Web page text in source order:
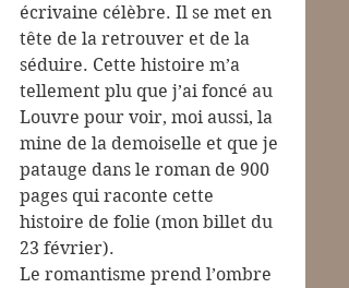
écrivaine célèbre. Il se met en
tête de la retrouver et de la
séduire. Cette histoire m’a
tellement plu que j’ai foncé au
Louvre pour voir, moi aussi, la
mine de la demoiselle et que je
patauge dans le roman de 900
pages qui raconte cette
histoire de folie (mon billet du
23 février).
Le romantisme prend l’ombre